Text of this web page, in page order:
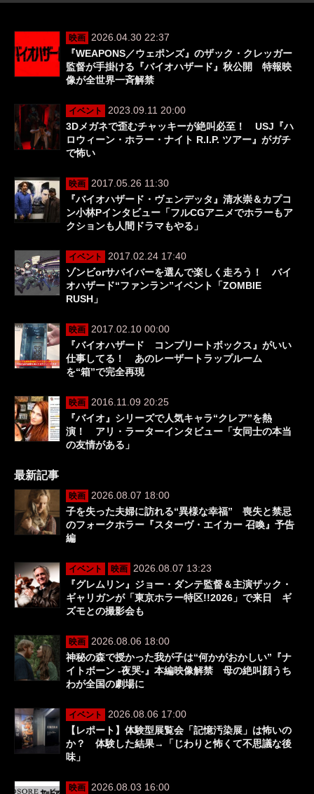
映画 2026.04.30 22:37
『WEAPONS／ウェポンズ』のザック・クレッガー
監督が手掛ける『バイオハザード』秋公開 特報映
像が全世界一斉解禁
イベント
2023.09.11 20:00
3Dメガネで歪むチャッキーが絶叫必至！ USJ『ハ
ロウィーン・ホラー・ナイト R.I.P. ツアー』がガチ
で怖い
映画 2017.05.26 11:30
『バイオハザード・ヴェンデッタ』清水崇＆カプコ
ン小林Pインタビュー「フルCGアニメでホラーもア
クションも人間ドラマもやる」
イベント
2017.02.24 17:40
ゾンビorサバイバーを選んで楽しく走ろう！ バイ
オハザード“ファンラン”イベント「ZOMBIE
RUSH」
映画 2017.02.10 00:00
『バイオハザード コンプリートボックス』がいい
仕事してる！ あのレーザートラップルーム
を“箱”で完全再現
映画 2016.11.09 20:25
『バイオ』シリーズで人気キャラ“クレア”を熱
演！ アリ・ラーターインタビュー「女同士の本当
の友情がある」
最新記事
映画 2026.08.07 18:00
子を失った夫婦に訪れる“異様な幸福” 喪失と禁忌
のフォークホラー『スターヴ・エイカー 召喚』予告
編
イベント 映画 2026.08.07 13:23
『グレムリン』ジョー・ダンテ監督＆主演ザック・
ギャリガンが「東京ホラー特区!!2026」で来日 ギ
ズモとの撮影会も
映画 2026.08.06 18:00
神秘の森で授かった我が子は“何かがおかしい”『ナ
イトボーン -夜哭-』本編映像解禁 母の絶叫顔うち
わが全国の劇場に
イベント
2026.08.06 17:00
【レポート】体験型展覧会「記憶汚染展」は怖いの
か？ 体験した結果→「じわりと怖くて不思議な後
味」
映画 2026.08.03 16:00